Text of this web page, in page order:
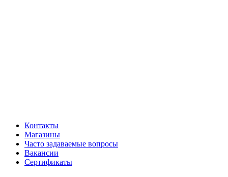
Контакты
Магазины
Часто задаваемые вопросы
Вакансии
Сертификаты